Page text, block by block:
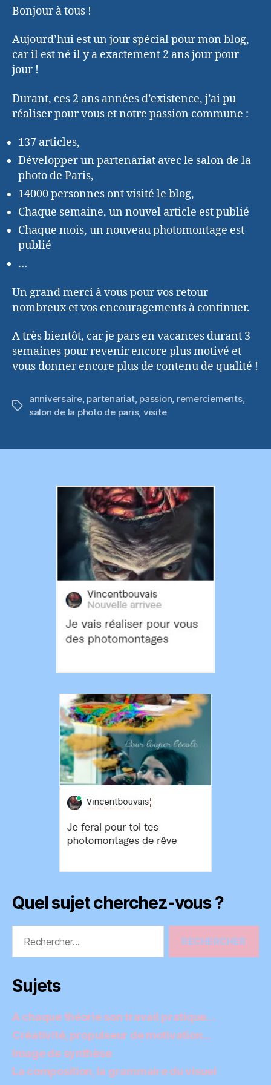
Bonjour à tous !
Aujourd’hui est un jour spécial pour mon blog,
car il est né il y a exactement 2 ans jour pour
jour !
Durant, ces 2 ans années d’existence, j’ai pu
réaliser pour vous et notre passion commune :
137 articles,
Développer un partenariat avec le salon de la
photo de Paris,
14000 personnes ont visité le blog,
Chaque semaine, un nouvel article est publié
Chaque mois, un nouveau photomontage est
publié
…
Un grand merci à vous pour vos retour
nombreux et vos encouragements à continuer.
A très bientôt, car je pars en vacances durant 3
semaines pour revenir encore plus motivé et
vous donner encore plus de contenu de qualité !
Étiquettes
anniversaire, partenariat, passion, remerciements,
salon de la photo de paris, visite
Quel sujet cherchez-vous ?
Sujets
A chaque théorie son travail pratique…
Créativité, propulseur de motivation…
Image de synthèse
La composition, la grammaire du visuel